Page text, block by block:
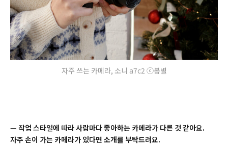
자주 쓰는 카메라, 소니 a7c2 ⓒ봄별
— 작업 스타일에 따라 사람마다 좋아하는 카메라가 다른 것 같아요.
자주 손이 가는 카메라가 있다면 소개를 부탁드려요.